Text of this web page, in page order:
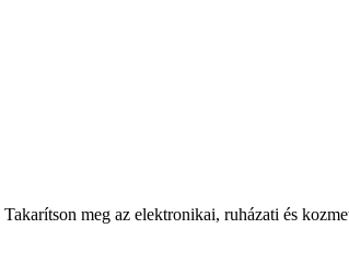
meg az elektronikai, ruházati és